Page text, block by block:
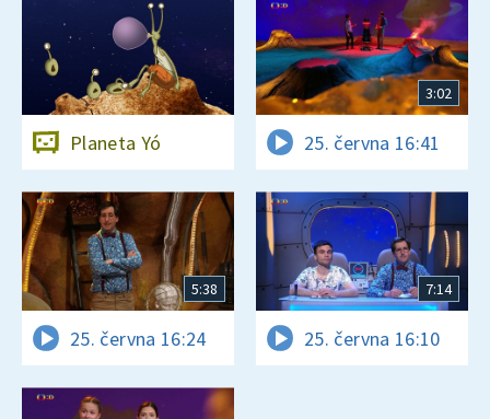
Planeta Yó
3:02
25. června 16:41
5:38
25. června 16:24
7:14
25. června 16:10